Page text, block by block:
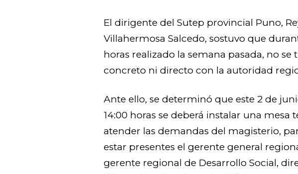
El dirigente del Sutep provincial Puno,
Villahermosa Salcedo, sostuvo que
horas realizado la semana pasada, no se
concreto ni directo con la autoridad
Ante ello, se determinó que este 2 de
14:00 horas se deberá instalar una mesa
atender las demandas del magisterio,
estar presentes el gerente general
gerente regional de Desarrollo Social,